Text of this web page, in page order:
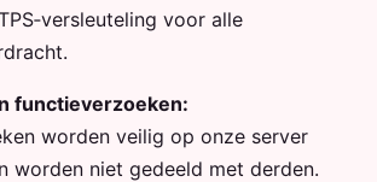
voor alle
functieverzoeken:
worden veilig op onze server
worden niet gedeeld met derden.